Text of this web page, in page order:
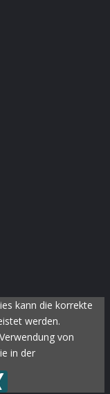
kann die korrekte
werden.
von
in der